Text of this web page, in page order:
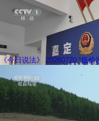
《今日说法》 20260720 “低